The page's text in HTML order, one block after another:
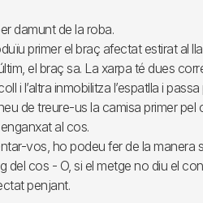
damunt de la roba.
primer el braç afectat estirat al
el braç sa. La xarpa té dues
i l’altra inmobilitza l’espatlla i
de treure-us la camisa primer pel
al cos.
vos, ho podeu fer de la manera
del cos - O, si el metge no diu el
penjant.